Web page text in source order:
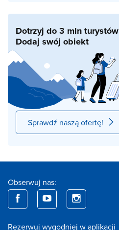
Dotrzyj do 3 mln turystów
Dodaj swój obiekt
Sprawdź naszą ofertę!
Obserwuj nas:
Rezerwuj wygodniej w aplikacji